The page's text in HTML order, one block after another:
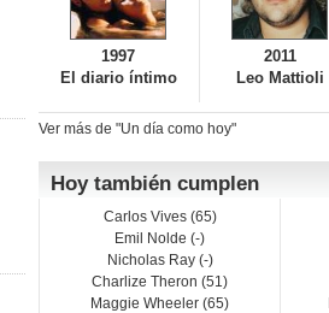
1997
El diario íntimo
2011
Leo Mattioli
Ver más de "Un día como hoy"
Hoy también cumplen
Carlos Vives (65)
Emil Nolde (-)
Nicholas Ray (-)
Charlize Theron (51)
Maggie Wheeler (65)